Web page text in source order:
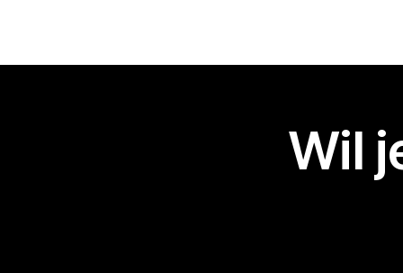
Wil